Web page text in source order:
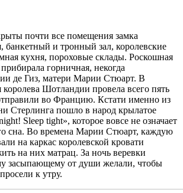
почти все помещения замка
банкетный и тронный зал, королевские
кухня, пороховые склады. Роскошная
горничная, некогда
де Гиз, матери Марии Стюарт. В
Шотландии провела всего пять
во Францию. Кстати именно из
Стерлинга пошло в народ крылатое
Sleep tight», которое вовсе не означает
сна. Во времена Марии Стюарт, каждую
на каркас королевской кровати
на них матрац. За ночь веревки
засыпающему от души желали, чтобы
к утру.